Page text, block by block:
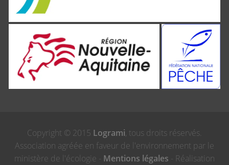
Copyright © 2015 Logrami, tous droits réservés.
Association agréée en faveur de l'environnement par le
ministère de l'écologie - Mentions légales - Réalisation